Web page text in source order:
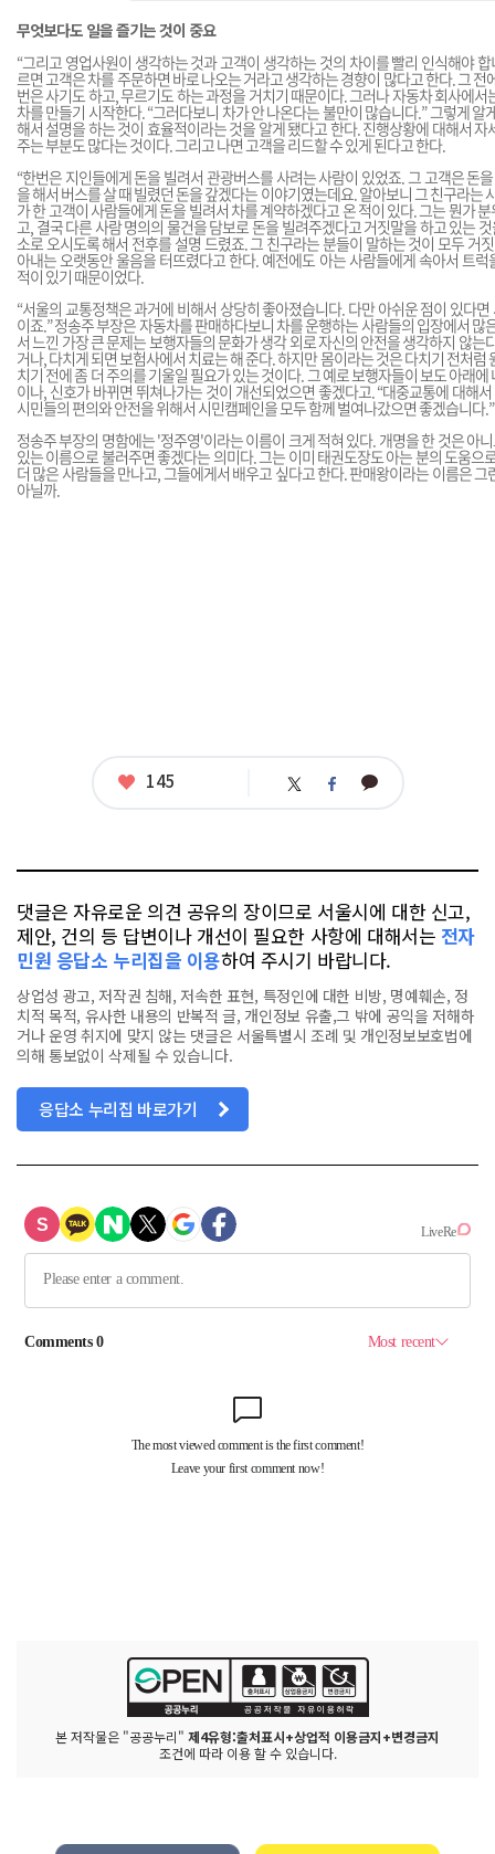
무엇보다도 일을 즐기는 것이 중요
“그리고 영업사원이 생각하는 것과 고객이 생각하는 것의 차이를 빨리 인식해야
르면 고객은 차를 주문하면 바로 나오는 거라고 생각하는 경향이 많다고 한다. 그 전
번은 사기도 하고, 무르기도 하는 과정을 거치기 때문이다. 그러나 자동차 회사에
차를 만들기 시작한다. “그러다보니 차가 안 나온다는 불만이 많습니다.” 그렇게 알
해서 설명을 하는 것이 효율적이라는 것을 알게 됐다고 한다. 진행상황에 대해서
주는 부분도 많다는 것이다. 그리고 나면 고객을 리드할 수 있게 된다고 한다.
“한번은 지인들에게 돈을 빌려서 관광버스를 사려는 사람이 있었죠. 그 고객은 돈
을 해서 버스를 살 때 빌렸던 돈을 갚겠다는 이야기였는데요. 알아보니 그 친구라는
가 한 고객이 사람들에게 돈을 빌려서 차를 계약하겠다고 온 적이 있다. 그는 뭔가
고, 결국 다른 사람 명의의 물건을 담보로 돈을 빌려주겠다고 거짓말을 하고 있는
소로 오시도록 해서 전후를 설명 드렸죠. 그 친구라는 분들이 말하는 것이 모두 거
아내는 오랫동안 울음을 터뜨렸다고 한다. 예전에도 아는 사람들에게 속아서 트
적이 있기 때문이었다.
“서울의 교통정책은 과거에 비해서 상당히 좋아졌습니다. 다만 아쉬운 점이 있다
이죠.” 정송주 부장은 자동차를 판매하다보니 차를 운행하는 사람들의 입장에서 많
서 느낀 가장 큰 문제는 보행자들의 문화가 생각 외로 자신의 안전을 생각하지 않는
거나, 다치게 되면 보험사에서 치료는 해 준다. 하지만 몸이라는 것은 다치기 전처럼
치기 전에 좀 더 주의를 기울일 필요가 있는 것이다. 그 예로 보행자들이 보도 아래
이나, 신호가 바뀌면 뛰쳐나가는 것이 개선되었으면 좋겠다고. “대중교통에 대해
시민들의 편의와 안전을 위해서 시민캠페인을 모두 함께 벌여나갔으면 좋겠습니다.”
정송주 부장의 명함에는 '정주영'이라는 이름이 크게 적혀 있다. 개명을 한 것은 아
있는 이름으로 불러주면 좋겠다는 의미다. 그는 이미 태권도장도 아는 분의 도움으
더 많은 사람들을 만나고, 그들에게서 배우고 싶다고 한다. 판매왕이라는 이름은
아닐까.
좋
145 트 페 카
댓글은 자유로운 의견 공유의 장이므로 서울시에 대한 신고,
제안, 건의 등 답변이나 개선이 필요한 사항에 대해서는 전자
민원 응답소 누리집을 이용하여 주시기 바랍니다.
상업성 광고, 저작권 침해, 저속한 표현, 특정인에 대한 비방, 명예훼손, 정
치적 목적, 유사한 내용의 반복적 글, 개인정보 유출,그 밖에 공익을 저해하
거나 운영 취지에 맞지 않는 댓글은 서울특별시 조례 및 개인정보보호법에
의해 통보없이 삭제될 수 있습니다.
응답소 누리집 바로가기
본 저작물은 "공공누리" 제4유형:출처표시+상업적 이용금지+변경금지
조건에 따라 이용 할 수 있습니다.